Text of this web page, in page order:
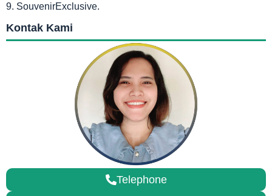
9. SouvenirExclusive.
Kontak Kami
Telephone